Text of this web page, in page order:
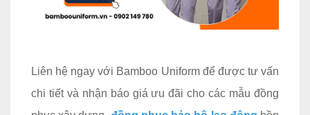
Liên hệ ngay với Bamboo Uniform để được tư vấn
chi tiết và nhận báo giá ưu đãi cho các mẫu đồng